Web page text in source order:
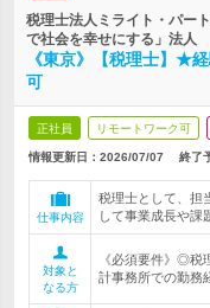
税理士法人ミライト・パー
で社会を幸せにする」法人
《東京》【税理士】★
可
正社員 リモートワーク可
情報更新日：2026/07/07 終了
仕事内容
税理士として、担
して事業成長や課
対象と
なる方
《必須要件》◎税
計事務所での勤務